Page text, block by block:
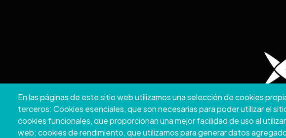
En las páginas de este sitio web utilizamos una selección de cookies
terceros: Cookies esenciales, que son necesarias para poder utilizar el
cookies funcionales, que proporcionan una mejor facilidad de uso al
web; cookies de rendimiento, que utilizamos para generar datos
Copyright © 2026. Deputación
Aviso Legal